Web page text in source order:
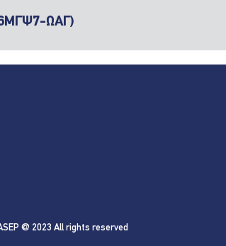
ΩΑΓ)
@ 2023 All rights reserved